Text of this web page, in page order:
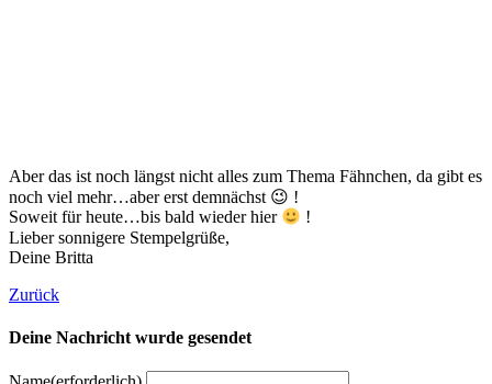
Aber das ist noch längst nicht alles zum Thema Fähnchen, da gibt es
noch viel mehr…aber erst demnächst 😉 !
Soweit für heute…bis bald wieder hier
!
Lieber sonnigere Stempelgrüße,
Deine Britta
Zurück
Deine Nachricht wurde gesendet